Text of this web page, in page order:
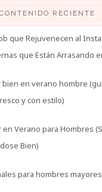
RECIENTE
que Rejuvenecen al
que Están Arrasando
bien en verano hombre
y con estilo)
en Verano para Hombres
Bien)
para hombres